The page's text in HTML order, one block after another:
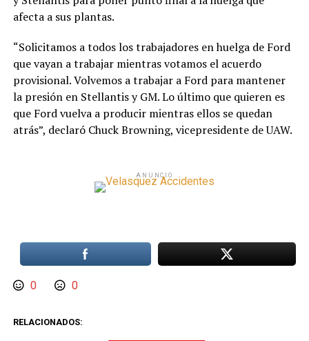
afecta a sus plantas.
“Solicitamos a todos los trabajadores en huelga de Ford
que vayan a trabajar mientras votamos el acuerdo
provisional. Volvemos a trabajar a Ford para mantener
la presión en Stellantis y GM. Lo último que quieren es
que Ford vuelva a producir mientras ellos se quedan
atrás”, declaró Chuck Browning, vicepresidente de UAW.
ANUNCIO
0 0
RELACIONADOS: